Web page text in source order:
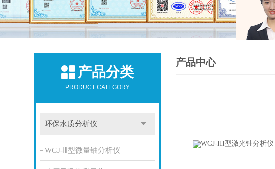
产品分类
PRODUCT CATEGORY
环保水质分析仪
WGJ-Ⅲ型微量铀分析仪
产品中心